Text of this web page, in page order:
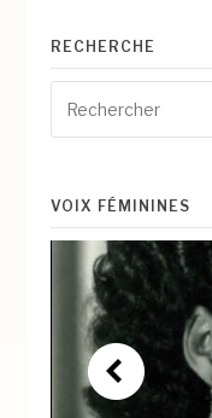
RECHERCHE
pour
:
VOIX FÉMININES